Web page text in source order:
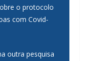
o protocolo
com Covid-
outra pesquisa